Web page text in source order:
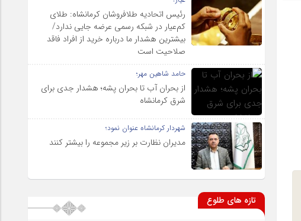
رئیس اتحادیه طلافروشان کرمانشاه: طلای
کم‌عیار در شبکه رسمی عرضه جایی ندارد/
بیشترین هشدار ما درباره خرید از افراد فاقد
صلاحیت است
حامد شاهین مهر؛
از بحران آب تا بحران پشه؛ هشدار جدی برای
شرق کرمانشاه
شهردار کرمانشاه عنوان نمود؛
مدیران نظارت بر زیر مجموعه را بیشتر کنند
تازه های طلوع